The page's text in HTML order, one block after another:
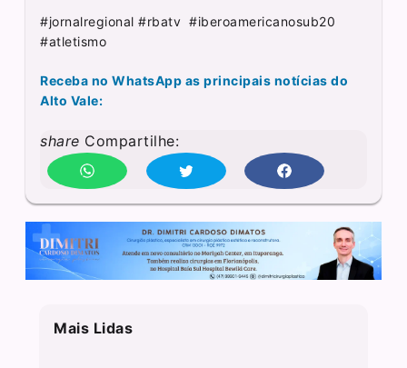
#jornalregional #rbatv #iberoamericanosub20
#atletismo
Receba no WhatsApp as principais notícias do
Alto Vale:
share Compartilhe:
Mais Lidas